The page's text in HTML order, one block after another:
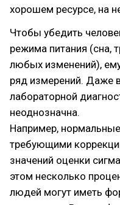
хорошем ресурсе, на
Чтобы убедить
режима питания (сна,
любых изменений),
ряд измерений. Даже
лабораторной
неоднозначна.
Например,
требующими
значений оценки
этом несколько
людей могут иметь